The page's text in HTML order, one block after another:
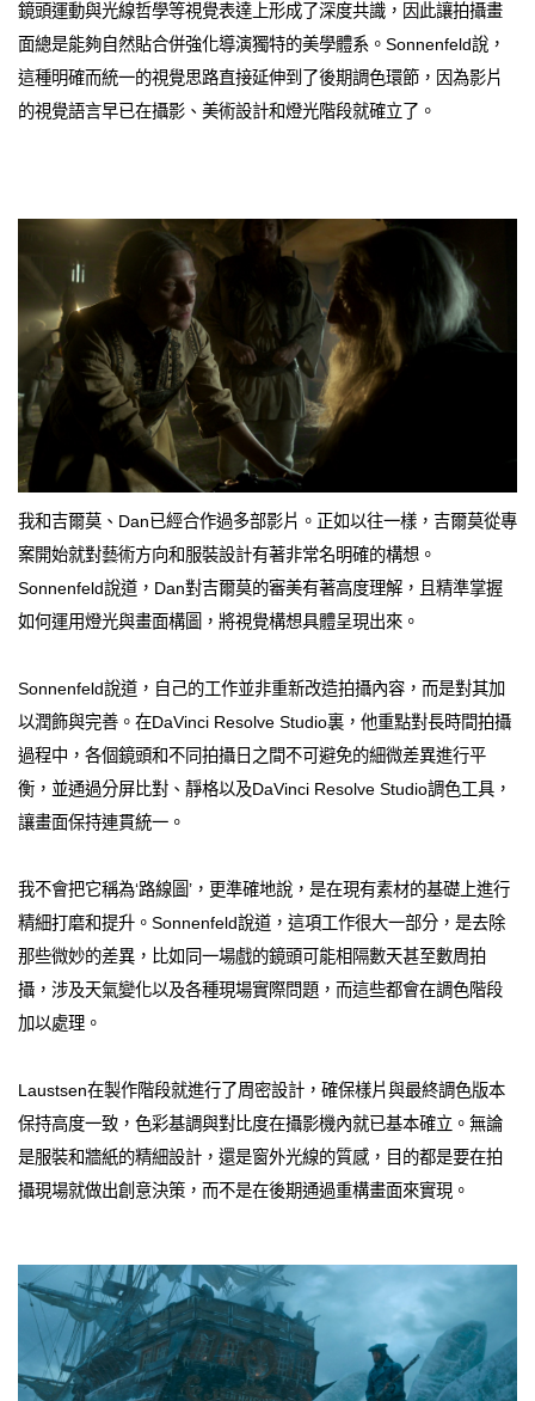
鏡頭運動與光線哲學等視覺表達上形成了深度共識，因此讓拍攝畫
面總是能夠自然貼合併強化導演獨特的美學體系。Sonnenfeld說，
這種明確而統一的視覺思路直接延伸到了後期調色環節，因為影片
的視覺語言早已在攝影、美術設計和燈光階段就確立了。
我和吉爾莫、Dan已經合作過多部影片。正如以往一樣，吉爾莫從專
案開始就對藝術方向和服裝設計有著非常名明確的構想。
Sonnenfeld說道，Dan對吉爾莫的審美有著高度理解，且精準掌握
如何運用燈光與畫面構圖，將視覺構想具體呈現出來。
Sonnenfeld說道，自己的工作並非重新改造拍攝內容，而是對其加
以潤飾與完善。在DaVinci Resolve Studio裏，他重點對長時間拍攝
過程中，各個鏡頭和不同拍攝日之間不可避免的細微差異進行平
衡，並通過分屏比對、靜格以及DaVinci Resolve Studio調色工具，
讓畫面保持連貫統一。
我不會把它稱為‘路線圖’，更準確地說，是在現有素材的基礎上進行
精細打磨和提升。Sonnenfeld說道，這項工作很大一部分，是去除
那些微妙的差異，比如同一場戲的鏡頭可能相隔數天甚至數周拍
攝，涉及天氣變化以及各種現場實際問題，而這些都會在調色階段
加以處理。
Laustsen在製作階段就進行了周密設計，確保樣片與最終調色版本
保持高度一致，色彩基調與對比度在攝影機內就已基本確立。無論
是服裝和牆紙的精細設計，還是窗外光線的質感，目的都是要在拍
攝現場就做出創意決策，而不是在後期通過重構畫面來實現。